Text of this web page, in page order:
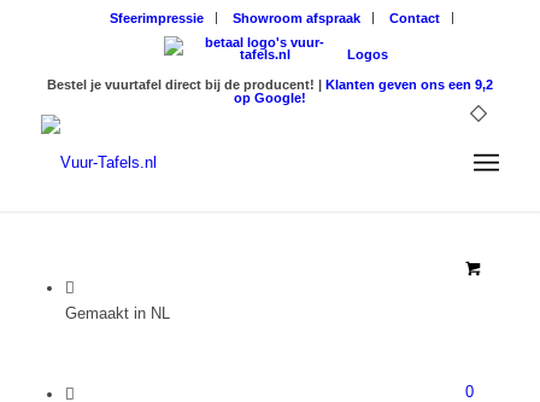
Sfeerimpressie Showroom afspraak Contact
Logos
Bestel je vuurtafel direct bij de producent! | Klanten geven ons een 9,2
op Google!
0
Gemaakt in NL